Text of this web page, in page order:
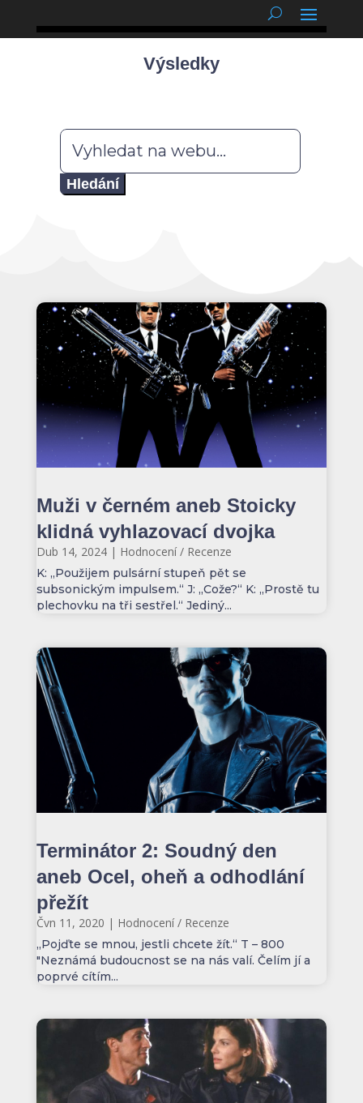
Výsledky
Hledat:
Muži v černém aneb Stoicky
klidná vyhlazovací dvojka
Dub 14, 2024| Hodnocení / Recenze
K: „Použijem pulsární stupeň pět se
subsonickým impulsem.“ J: „Cože?“ K: „Prostě tu
plechovku na tři sestřel.“ Jediný...
Terminátor 2: Soudný den
aneb Ocel, oheň a odhodlání
přežít
Čvn 11, 2020 | Hodnocení / Recenze
„Pojďte se mnou, jestli chcete žít.“ T – 800
"Neznámá budoucnost se na nás valí. Čelím jí a
poprvé cítím...